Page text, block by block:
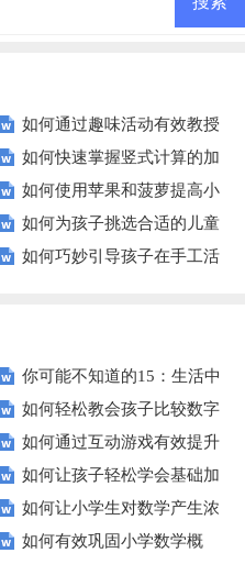
如何通过趣味活动有效教授
儿童数的组成？
如何快速掌握竖式计算的加
减乘除技巧？
如何使用苹果和菠萝提高小
学生的数学能力？
如何为孩子挑选合适的儿童
连环画？这些建议或许能帮到你
如何巧妙引导孩子在手工活
你可能不知道的15：生活中
隐藏的数学秘密？
如何轻松教会孩子比较数字
大小？这些建议或许有帮助！
如何通过互动游戏有效提升
孩子的数字识别能力？
如何让孩子轻松学会基础加
减法？家长必看的实用技巧！
如何让小学生对数学产生浓
厚兴趣？趣味数学活动大揭秘！
如何有效巩固小学数学概